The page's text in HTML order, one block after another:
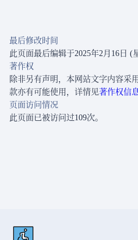
最后修改时间
此页面最后编辑于2025年2月16日 (
著作权
除非另有声明，本网站文字内容采用
款亦有可能使用，详情见著作权信
页面访问情况
此页面已被访问过109次。